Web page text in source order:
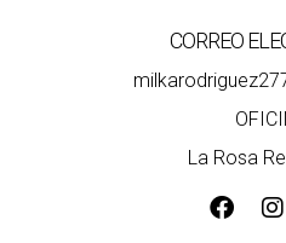
CORREO
La Rosa